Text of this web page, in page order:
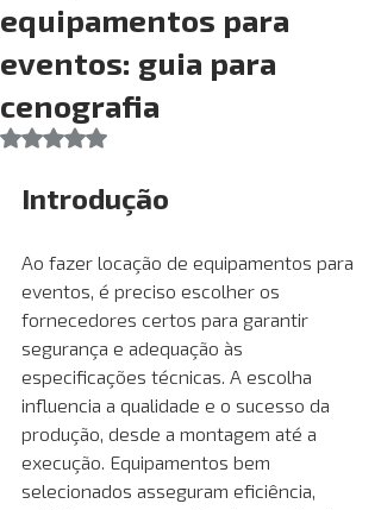
equipamentos para
eventos: guia para
cenografia
Avaliado com NaN de 5 estrelas.
Introdução
Ao fazer locação de equipamentos para
eventos, é preciso escolher os
fornecedores certos para garantir
segurança e adequação às
especificações técnicas. A escolha
influencia a qualidade e o sucesso da
produção, desde a montagem até a
execução. Equipamentos bem
selecionados asseguram eficiência,